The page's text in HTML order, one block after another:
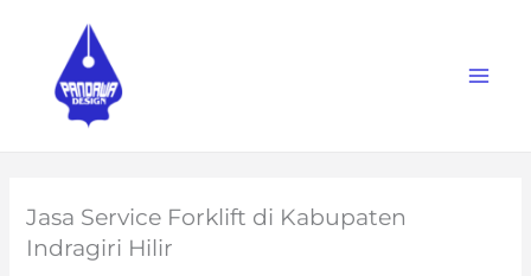
content
Jasa Service Forklift di Kabupaten
Indragiri Hilir